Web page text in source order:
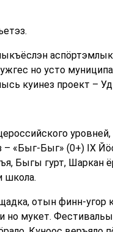
но усто
куинез проект –
«Быг-Быг» (0+) IX
Быгы гурт, Шаркан
школа.
отын финн-угор
но мукет.